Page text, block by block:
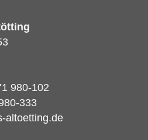
980-102
333
altoetting.de